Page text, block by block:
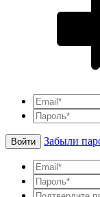
Войти Забыли